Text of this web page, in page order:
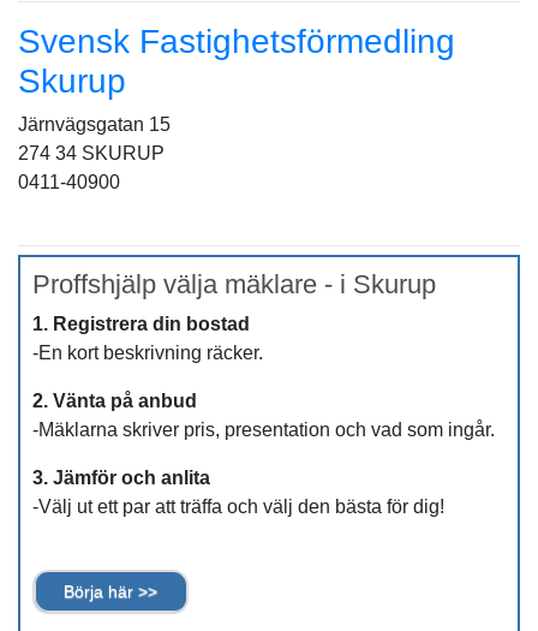
Svensk Fastighetsförmedling
Skurup
Järnvägsgatan 15
274 34 SKURUP
0411-40900
Proffshjälp välja mäklare - i Skurup
1. Registrera din bostad
-En kort beskrivning räcker.
2. Vänta på anbud
-Mäklarna skriver pris, presentation och vad som ingår.
3. Jämför och anlita
-Välj ut ett par att träffa och välj den bästa för dig!
Börja här >>